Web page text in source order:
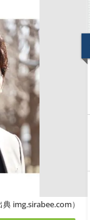
典 img.sirabee.com）